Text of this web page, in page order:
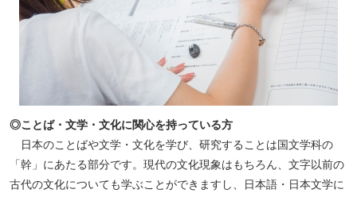
◎ことば・文学・文化に関心を持っている方
日本のことばや文学・文化を学び、研究することは国文学科の
「幹」にあたる部分です。現代の文化現象はもちろん、文字以前の
古代の文化についても学ぶことができますし、日本語・日本文学に